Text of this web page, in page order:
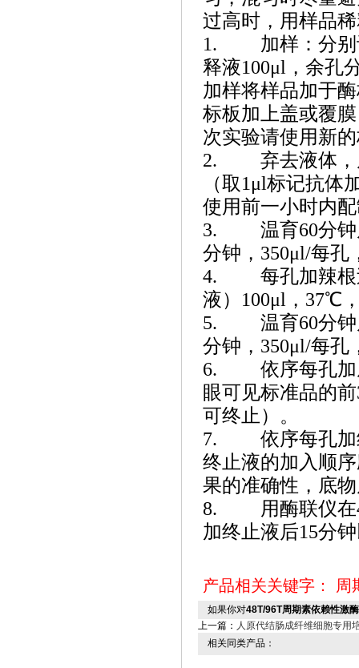
过高时，用样品
1. 加样：分别设
释液100μl，余孔
加样将样品加于
标板加上盖或覆
次实验请使用新
2. 弃去液体，甩
（取1μl标记抗体
使用前一小时内
3. 温育60分钟后
分钟，350μl/每孔
4. 每孔加辣根过
液）100μl，37℃
5. 温育60分钟后
分钟，350μl/每孔
6. 依序每孔加底
眼可见标准品的
可终止）。
7. 依序每孔加终
终止液的加入顺
果的准确性，底
8. 用酶联仪在
加终止液后15分
产品相关关键字： 周
如果你对48T/96T周期素依赖性激
上一篇： 人原代结肠成纤维细胞专用
相关同类产品：